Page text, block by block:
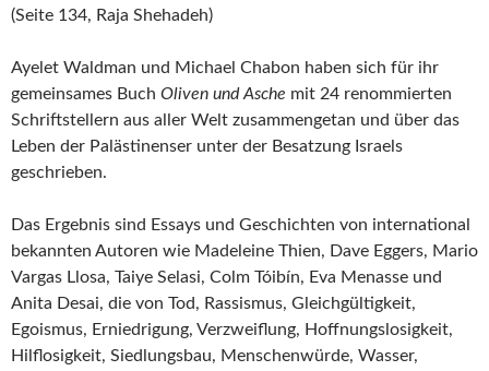
(Seite 134, Raja Shehadeh)
Ayelet Waldman und Michael Chabon haben sich für ihr
gemeinsames Buch Oliven und Asche mit 24 renommierten
Schriftstellern aus aller Welt zusammengetan und über das
Leben der Palästinenser unter der Besatzung Israels
geschrieben.
Das Ergebnis sind Essays und Geschichten von international
bekannten Autoren wie Madeleine Thien, Dave Eggers, Mario
Vargas Llosa, Taiye Selasi, Colm Tóibín, Eva Menasse und
Anita Desai, die von Tod, Rassismus, Gleichgültigkeit,
Egoismus, Erniedrigung, Verzweiflung, Hoffnungslosigkeit,
Hilflosigkeit, Siedlungsbau, Menschenwürde, Wasser,